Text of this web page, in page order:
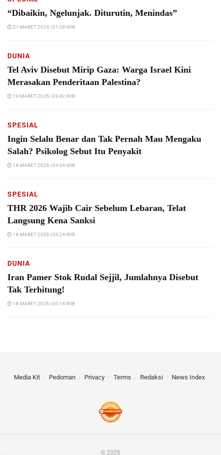
“Dibaikin, Ngelunjak. Diturutin, Menindas”
21 MARET 2026 | 01:28 WIB
DUNIA
Tel Aviv Disebut Mirip Gaza: Warga Israel Kini
Merasakan Penderitaan Palestina?
19 MARET 2026 | 03:42 WIB
SPESIAL
Ingin Selalu Benar dan Tak Pernah Mau Mengaku
Salah? Psikolog Sebut Itu Penyakit
18 MARET 2026 | 04:34 WIB
SPESIAL
THR 2026 Wajib Cair Sebelum Lebaran, Telat
Langsung Kena Sanksi
18 MARET 2026 | 03:24 WIB
DUNIA
Iran Pamer Stok Rudal Sejjil, Jumlahnya Disebut
Tak Terhitung!
18 MARET 2026 | 00:14 WIB
Media Kit Pedoman Privacy Terms Redaksi News Index
© 2026